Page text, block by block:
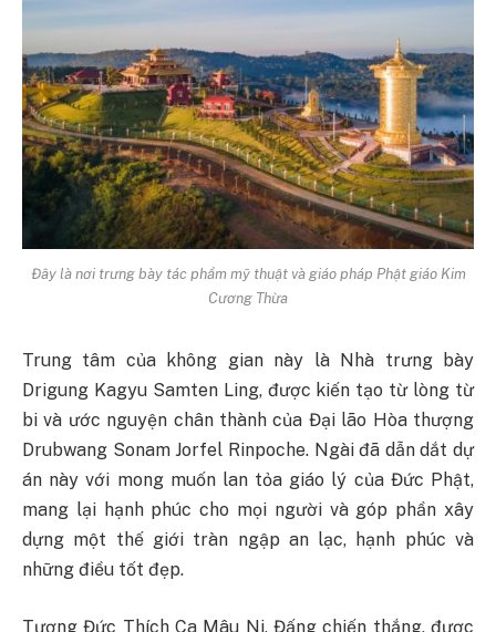
Đây là nơi trưng bày tác phẩm mỹ thuật và giáo pháp Phật giáo Kim
Cương Thừa
Trung tâm của không gian này là Nhà trưng bày
Drigung Kagyu Samten Ling, được kiến tạo từ lòng từ
bi và ước nguyện chân thành của Đại lão Hòa thượng
Drubwang Sonam Jorfel Rinpoche. Ngài đã dẫn dắt dự
án này với mong muốn lan tỏa giáo lý của Đức Phật,
mang lại hạnh phúc cho mọi người và góp phần xây
dựng một thế giới tràn ngập an lạc, hạnh phúc và
những điều tốt đẹp.
Tượng Đức Thích Ca Mâu Ni, Đấng chiến thắng, được